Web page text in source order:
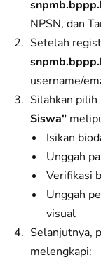
NPSN, dan
Setelah
username/
Silahkan pilih
Siswa"
Isikan
Unggah
Verifikasi
Unggah
visual
Selanjutnya,
melengkapi: